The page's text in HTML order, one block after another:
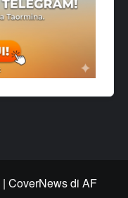
| CoverNewsdi AF